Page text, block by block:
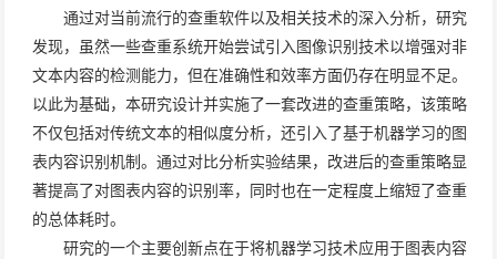
通过对当前流行的查重软件以及相关技术的深入分析，研究
发现，虽然一些查重系统开始尝试引入图像识别技术以增强对非
文本内容的检测能力，但在准确性和效率方面仍存在明显不足。
以此为基础，本研究设计并实施了一套改进的查重策略，该策略
不仅包括对传统文本的相似度分析，还引入了基于机器学习的图
表内容识别机制。通过对比分析实验结果，改进后的查重策略显
著提高了对图表内容的识别率，同时也在一定程度上缩短了查重
的总体耗时。
研究的一个主要创新点在于将机器学习技术应用于图表内容